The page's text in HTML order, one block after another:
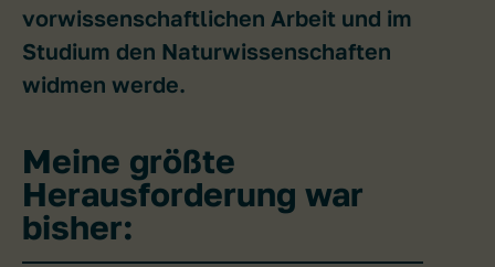
vorwissenschaftlichen Arbeit und im
Studium den Naturwissenschaften
widmen werde.
Meine größte
Herausforderung war
bisher: